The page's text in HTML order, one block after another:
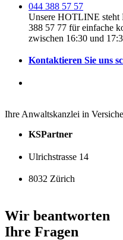
044 388 57 57
Unsere HOTLINE steht
388 57 77 für einfache
zwischen 16:30 und
Kontaktieren Sie uns
Ihre Anwaltskanzlei in
KSPartner
Ulrichstrasse 14
8032 Zürich
Wir beantworten
Ihre Fragen